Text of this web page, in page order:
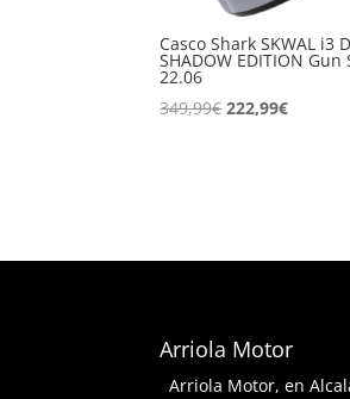
Casco Shark SKWAL i3
SHADOW EDITION Gun
22.06
349,99€El
222,99€El
Arriola Motor
Arriola Motor, en